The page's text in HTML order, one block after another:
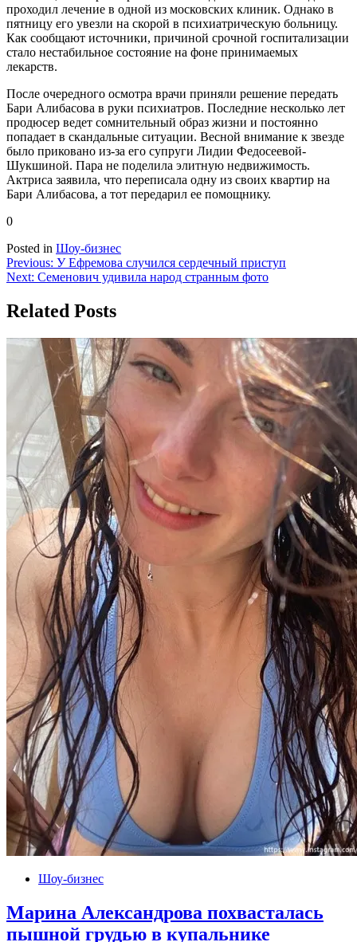
проходил лечение в одной из московских клиник. Однако в
пятницу его увезли на скорой в психиатрическую больницу.
Как сообщают источники, причиной срочной госпитализации
стало нестабильное состояние на фоне принимаемых
лекарств.
После очередного осмотра врачи приняли решение передать
Бари Алибасова в руки психиатров. Последние несколько лет
продюсер ведет сомнительный образ жизни и постоянно
попадает в скандальные ситуации. Весной внимание к звезде
было приковано из-за его супруги Лидии Федосеевой-
Шукшиной. Пара не поделила элитную недвижимость.
Актриса заявила, что переписала одну из своих квартир на
Бари Алибасова, а тот передарил ее помощнику.
0
Posted in Шоу-бизнес
Навигация
по
записям
Previous: У Ефремова случился сердечный приступ
Next: Семенович удивила народ странным фото
Related Posts
Шоу-бизнес
Марина Александрова похвасталась
пышной грудью в купальнике